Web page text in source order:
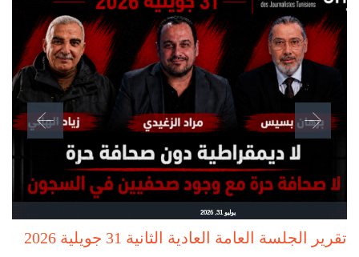
يوليو 31, 2026
تقرير الجلسة العامة العادية الثانية 31 جويلية 2026